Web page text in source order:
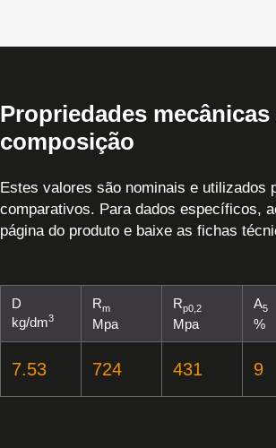
Propriedades mecânicas
composição
Estes valores são nominais e utilizados
comparativos. Para dados específicos,
página do produto e baixe as fichas
D
kg/dm3
Rm
Mpa
Rp0,2
Mpa
A5
%
7.53 724 431 9